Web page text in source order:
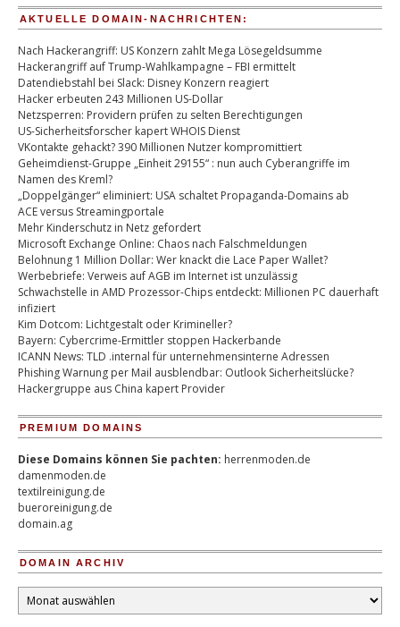
AKTUELLE DOMAIN-NACHRICHTEN:
Nach Hackerangriff: US Konzern zahlt Mega Lösegeldsumme
Hackerangriff auf Trump-Wahlkampagne – FBI ermittelt
Datendiebstahl bei Slack: Disney Konzern reagiert
Hacker erbeuten 243 Millionen US-Dollar
Netzsperren: Providern prüfen zu selten Berechtigungen
US-Sicherheitsforscher kapert WHOIS Dienst
VKontakte gehackt? 390 Millionen Nutzer kompromittiert
Geheimdienst-Gruppe „Einheit 29155“ : nun auch Cyberangriffe im
Namen des Kreml?
„Doppelgänger“ eliminiert: USA schaltet Propaganda-Domains ab
ACE versus Streamingportale
Mehr Kinderschutz in Netz gefordert
Microsoft Exchange Online: Chaos nach Falschmeldungen
Belohnung 1 Million Dollar: Wer knackt die Lace Paper Wallet?
Werbebriefe: Verweis auf AGB im Internet ist unzulässig
Schwachstelle in AMD Prozessor-Chips entdeckt: Millionen PC dauerhaft
infiziert
Kim Dotcom: Lichtgestalt oder Krimineller?
Bayern: Cybercrime-Ermittler stoppen Hackerbande
ICANN News: TLD .internal für unternehmensinterne Adressen
Phishing Warnung per Mail ausblendbar: Outlook Sicherheitslücke?
Hackergruppe aus China kapert Provider
PREMIUM DOMAINS
Diese Domains können Sie pachten: herrenmoden.de
damenmoden.de
textilreinigung.de
bueroreinigung.de
domain.ag
DOMAIN ARCHIV
Domain
Archiv